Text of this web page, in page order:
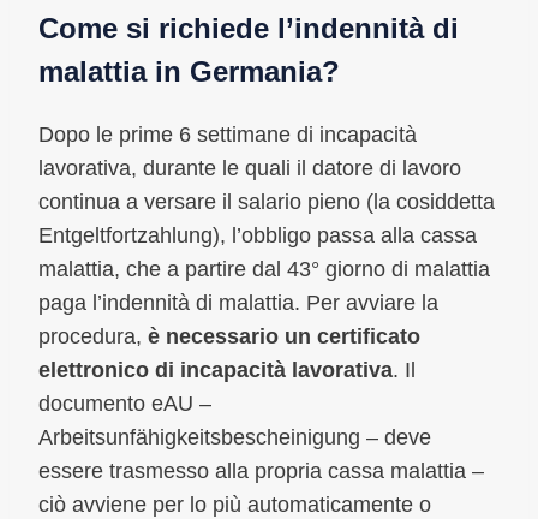
Come si richiede l’indennità di
malattia in Germania?
Dopo le prime 6 settimane di incapacità
lavorativa, durante le quali il datore di lavoro
continua a versare il salario pieno (la cosiddetta
Entgeltfortzahlung), l’obbligo passa alla cassa
malattia, che a partire dal 43° giorno di malattia
paga l’indennità di malattia. Per avviare la
procedura, è necessario un certificato
elettronico di incapacità lavorativa. Il
documento eAU –
Arbeitsunfähigkeitsbescheinigung – deve
essere trasmesso alla propria cassa malattia –
ciò avviene per lo più automaticamente o